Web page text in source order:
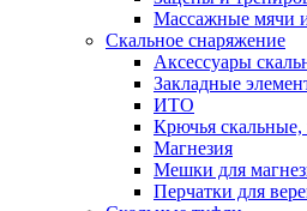
Массажные мячи
Скальное снаряжение
Аксессуары
Закладные
ИТО
Крючья скальные,
Магнезия
Мешки для
Перчатки для